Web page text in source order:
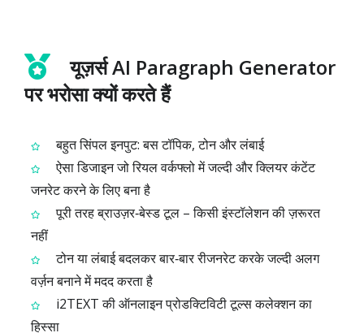
यूज़र्स AI Paragraph Generator
पर भरोसा क्यों करते हैं
बहुत सिंपल इनपुट: बस टॉपिक, टोन और लंबाई
ऐसा डिजाइन जो रियल वर्कफ्लो में जल्दी और क्लियर कंटेंट
जनरेट करने के लिए बना है
पूरी तरह ब्राउज़र‑बेस्ड टूल – किसी इंस्टॉलेशन की ज़रूरत
नहीं
टोन या लंबाई बदलकर बार‑बार रीजनरेट करके जल्दी अलग
वर्ज़न बनाने में मदद करता है
i2TEXT की ऑनलाइन प्रोडक्टिविटी टूल्स कलेक्शन का
हिस्सा